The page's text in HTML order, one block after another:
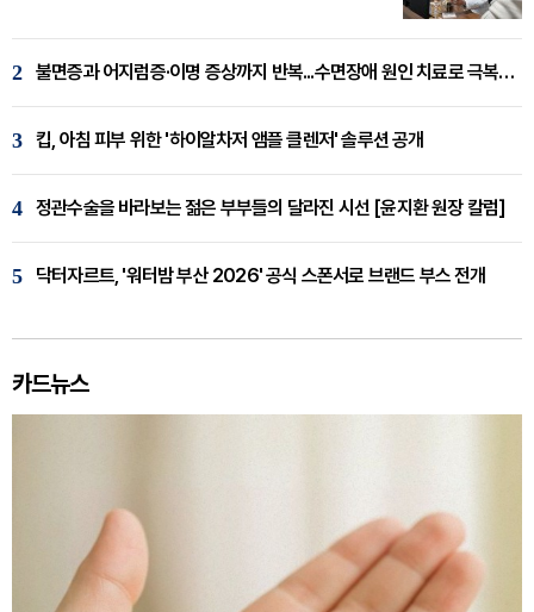
2 불면증과 어지럼증·이명 증상까지 반복...수면장애 원인 치료로 극복해야
3 킵, 아침 피부 위한 '하이알차저 앰플 클렌저' 솔루션 공개
4 정관수술을 바라보는 젊은 부부들의 달라진 시선 [윤지환 원장 칼럼]
5 닥터자르트, '워터밤 부산 2026' 공식 스폰서로 브랜드 부스 전개
카드뉴스